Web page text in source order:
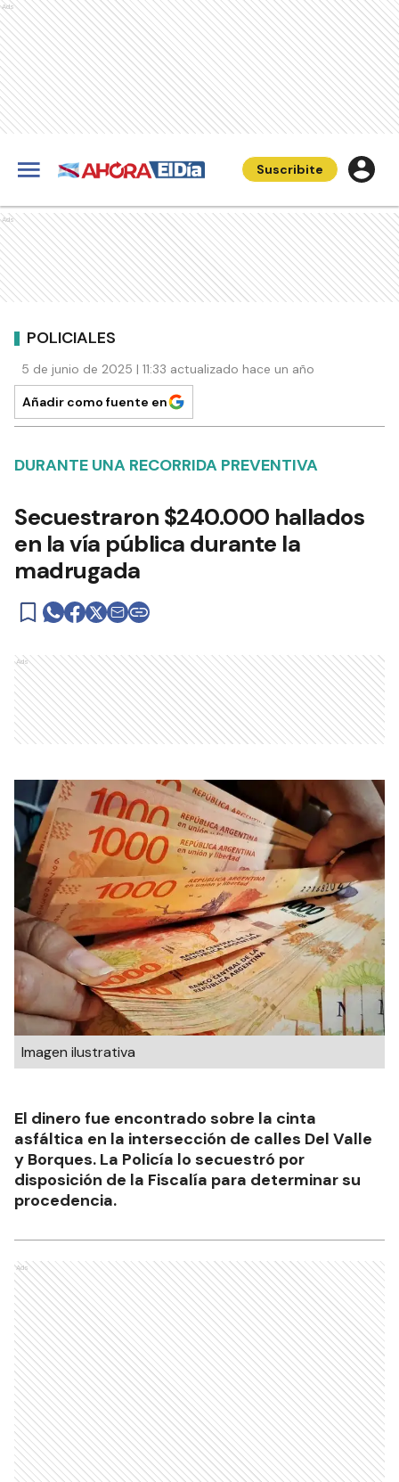
Ads
Suscribite
Ads
POLICIALES
5 de junio de 2025 | 11:33 actualizado hace un año
Añadir como fuente en
DURANTE UNA RECORRIDA PREVENTIVA
Secuestraron $240.000 hallados
en la vía pública durante la
madrugada
Ads
Imagen ilustrativa
El dinero fue encontrado sobre la cinta
asfáltica en la intersección de calles Del Valle
y Borques. La Policía lo secuestró por
disposición de la Fiscalía para determinar su
procedencia.
Ads